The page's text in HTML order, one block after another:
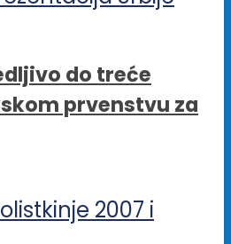
do treće
prvenstvu za